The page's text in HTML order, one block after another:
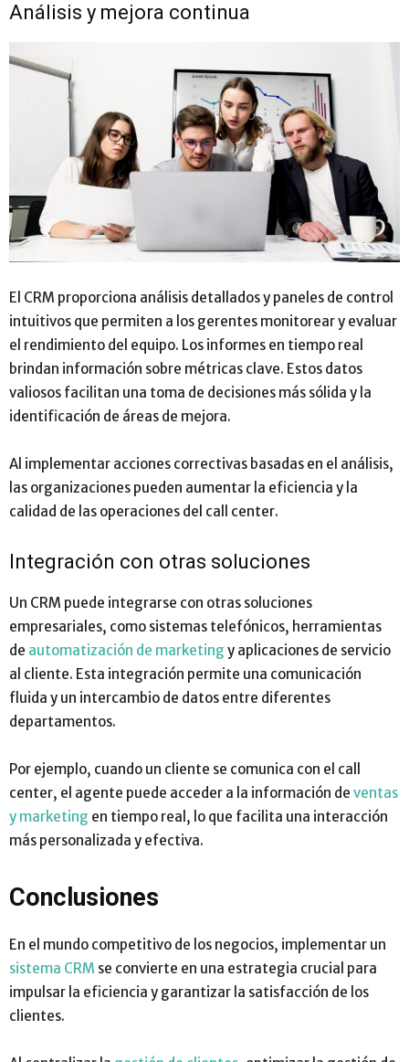
Análisis y mejora continua
El CRM proporciona análisis detallados y paneles de control
intuitivos que permiten a los gerentes monitorear y evaluar
el rendimiento del equipo. Los informes en tiempo real
brindan información sobre métricas clave. Estos datos
valiosos facilitan una toma de decisiones más sólida y la
identificación de áreas de mejora.
Al implementar acciones correctivas basadas en el análisis,
las organizaciones pueden aumentar la eficiencia y la
calidad de las operaciones del call center.
Integración con otras soluciones
Un CRM puede integrarse con otras soluciones
empresariales, como sistemas telefónicos, herramientas
de automatización de marketing y aplicaciones de servicio
al cliente. Esta integración permite una comunicación
fluida y un intercambio de datos entre diferentes
departamentos.
Por ejemplo, cuando un cliente se comunica con el call
center, el agente puede acceder a la información de ventas
y marketing en tiempo real, lo que facilita una interacción
más personalizada y efectiva.
Conclusiones
En el mundo competitivo de los negocios, implementar un
sistema CRM se convierte en una estrategia crucial para
impulsar la eficiencia y garantizar la satisfacción de los
clientes.